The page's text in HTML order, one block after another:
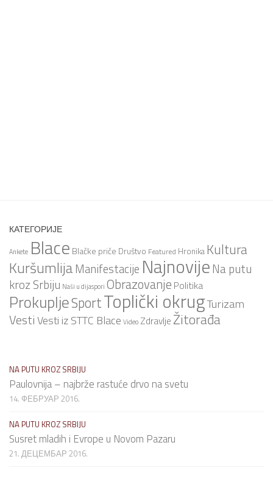
КАТЕГОРИЈЕ
Ankete Blace Blačke priče Društvo Featured Hronika Kultura
KuršumlijaManifestacije NajnovijeNa putu
kroz Srbiju Naši u dijaspori Obrazovanje Politika
ProkupljeSportToplički okrugTurizam
VestiVesti iz STTC Blace Video Zdravlje Žitorađa
NA PUTU KROZ SRBIJU
Paulovnija – najbrže rastuće drvo na svetu
14. ФЕБРУАР 2016.
NA PUTU KROZ SRBIJU
Susret mladih i Evrope u Novom Pazaru
21. ДЕЦЕМБАР 2016.